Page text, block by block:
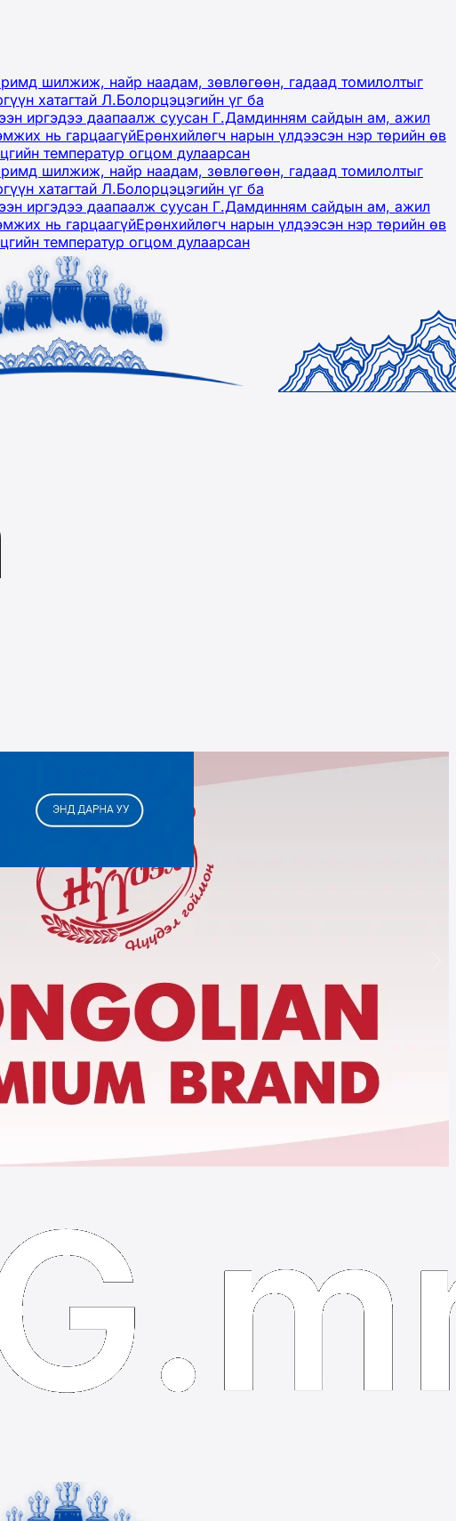
шилжиж, найр наадам, зөвлөгөөн, гадаад томилолтыг
хатагтай Л.Болорцэцэгийн үг ба
иргэдээ даапаалж суусан Г.Дамдинням сайдын ам, ажил
нь гарцаагүйЕрөнхийлөгч нарын үлдээсэн нэр төрийн өв
температур огцом дулаарсан
шилжиж, найр наадам, зөвлөгөөн, гадаад томилолтыг
хатагтай Л.Болорцэцэгийн үг ба
иргэдээ даапаалж суусан Г.Дамдинням сайдын ам, ажил
нь гарцаагүйЕрөнхийлөгч нарын үлдээсэн нэр төрийн өв
температур огцом дулаарсан